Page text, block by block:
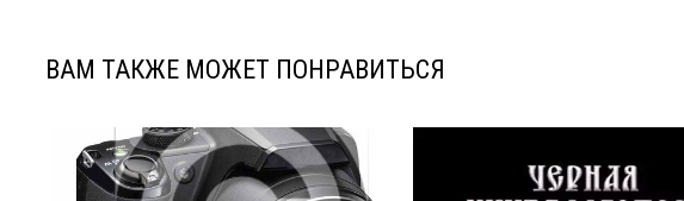
ВАМ ТАКЖЕ МОЖЕТ ПОНРАВИТЬСЯ